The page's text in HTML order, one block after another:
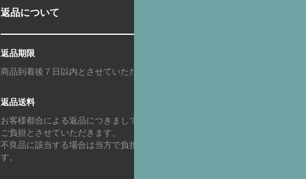
返品について
返品期限
商品到着後７日以内とさせていただきます。
返品送料
お客様都合による返品につきましてはお客様の
ご負担とさせていただきます。
不良品に該当する場合は当方で負担いたしま
す。